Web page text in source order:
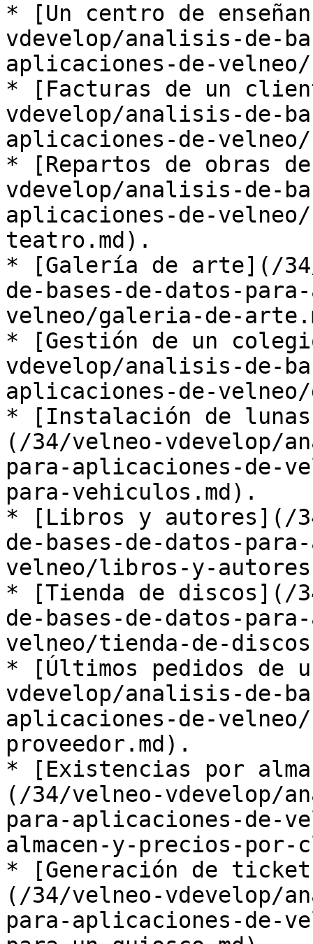
* [Un centro de
vdevelop/analisis-de-
aplicaciones-de-velneo/
* [Facturas de un
vdevelop/analisis-de-
aplicaciones-de-
* [Repartos de obras
vdevelop/analisis-de-
aplicaciones-de-
teatro.md).
* [Galería de arte](/
de-bases-de-datos-
velneo/galeria-de-
* [Gestión de un
vdevelop/analisis-de-
aplicaciones-de-
* [Instalación de
(/34/velneo-vdevelop/
para-aplicaciones-de-
para-vehiculos.md).
* [Libros y autores](/
de-bases-de-datos-
velneo/libros-y-
* [Tienda de discos](/
de-bases-de-datos-
velneo/tienda-de-
* [Últimos pedidos de
vdevelop/analisis-de-
aplicaciones-de-
proveedor.md).
* [Existencias por
(/34/velneo-vdevelop/
para-aplicaciones-de-
almacen-y-precios-
* [Generación de
(/34/velneo-vdevelop/
para-aplicaciones-de-